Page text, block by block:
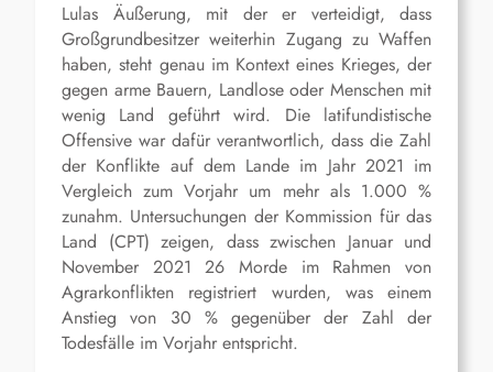
Lulas Äußerung, mit der er verteidigt, dass
Großgrundbesitzer weiterhin Zugang zu Waffen
haben, steht genau im Kontext eines Krieges, der
gegen arme Bauern, Landlose oder Menschen mit
wenig Land geführt wird. Die latifundistische
Offensive war dafür verantwortlich, dass die Zahl
der Konflikte auf dem Lande im Jahr 2021 im
Vergleich zum Vorjahr um mehr als 1.000 %
zunahm. Untersuchungen der Kommission für das
Land (CPT) zeigen, dass zwischen Januar und
November 2021 26 Morde im Rahmen von
Agrarkonflikten registriert wurden, was einem
Anstieg von 30 % gegenüber der Zahl der
Todesfälle im Vorjahr entspricht.